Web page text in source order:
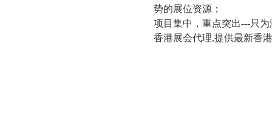
势的展位资源；
项目集中，重点突出---只
香港展会代理,提供最新香